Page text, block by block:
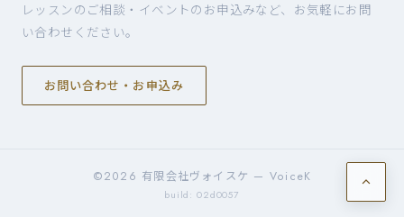
レッスンのご相談・イベントのお申込みなど、お気軽にお問
い合わせください。
お問い合わせ・お申込み
©2026 有限会社ヴォイスケ — VoiceK
build: 02d0057